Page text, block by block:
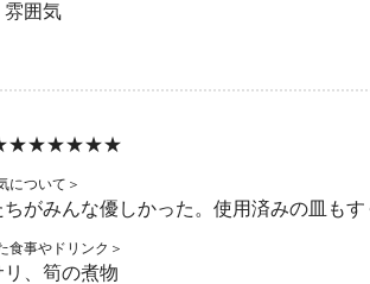
雰囲気
について＞
ちがみんな優しかった。使用済みの皿も
食事やドリンク＞
、筍の煮物